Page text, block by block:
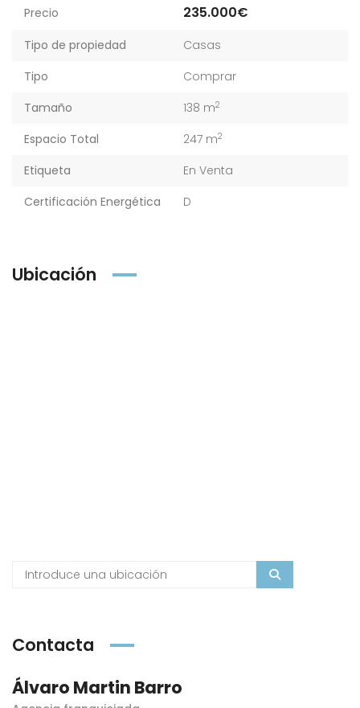
Precio 235.000€
Tipo de propiedad
Casas
Tipo
Comprar
Tamaño
138 m2
Espacio Total 247 m2
Etiqueta
En Venta
Certificación Energética
D
Ubicación
Contacta
Álvaro Martin Barro